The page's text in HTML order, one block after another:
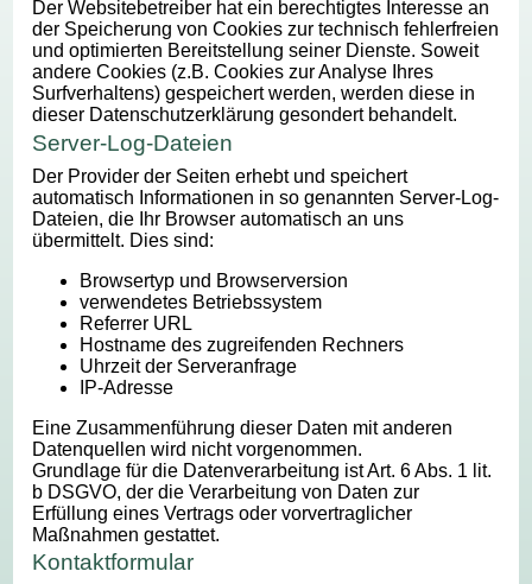
Der Websitebetreiber hat ein berechtigtes Interesse an
der Speicherung von Cookies zur technisch fehlerfreien
und optimierten Bereitstellung seiner Dienste. Soweit
andere Cookies (z.B. Cookies zur Analyse Ihres
Surfverhaltens) gespeichert werden, werden diese in
dieser Datenschutzerklärung gesondert behandelt.
Server-Log-Dateien
Der Provider der Seiten erhebt und speichert
automatisch Informationen in so genannten Server-Log-
Dateien, die Ihr Browser automatisch an uns
übermittelt. Dies sind:
Browsertyp und Browserversion
verwendetes Betriebssystem
Referrer URL
Hostname des zugreifenden Rechners
Uhrzeit der Serveranfrage
IP-Adresse
Eine Zusammenführung dieser Daten mit anderen
Datenquellen wird nicht vorgenommen.
Grundlage für die Datenverarbeitung ist Art. 6 Abs. 1 lit.
b DSGVO, der die Verarbeitung von Daten zur
Erfüllung eines Vertrags oder vorvertraglicher
Maßnahmen gestattet.
Kontaktformular